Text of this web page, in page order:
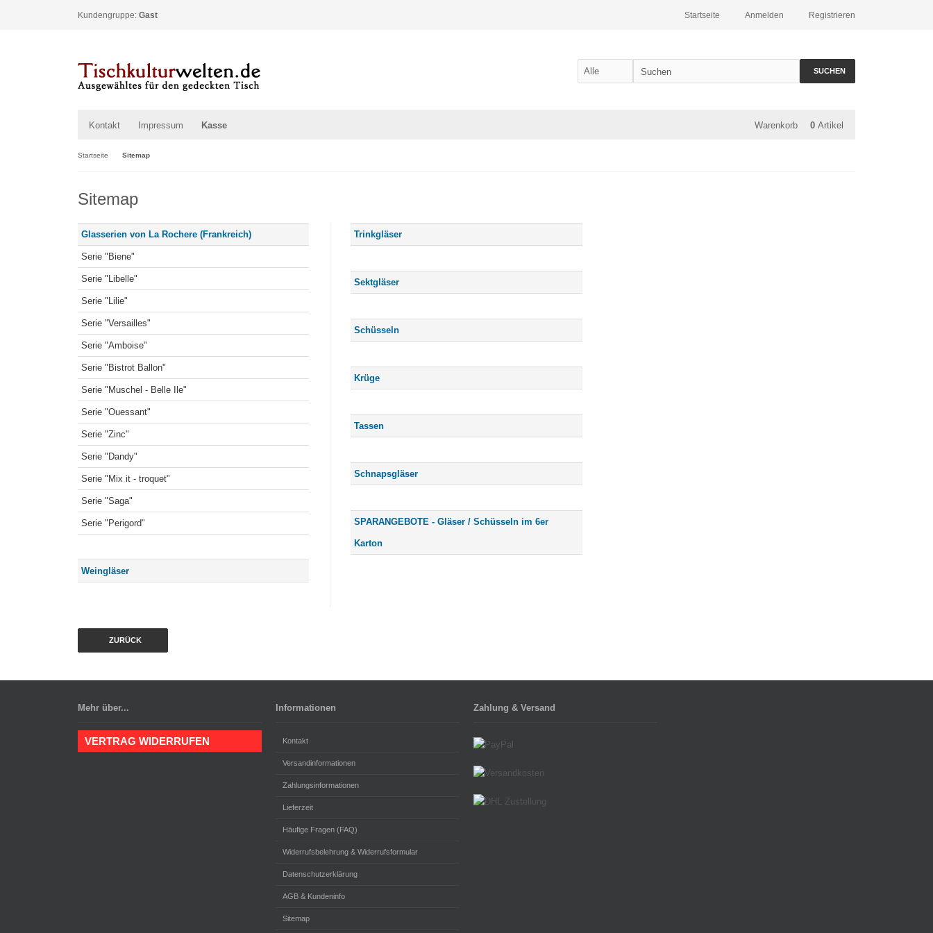
Kundengruppe: Gast Registrieren
Anmelden
Startseite
SUCHEN
Kontakt Impressum Kasse Warenkorb 0 Artikel
Startseite Sitemap
Sitemap
Glasserien von La Rochere (Frankreich)
Serie "Biene"
Serie "Libelle"
Serie "Lilie"
Serie "Versailles"
Serie "Amboise"
Serie "Bistrot Ballon"
Serie "Muschel - Belle Ile"
Serie "Ouessant"
Serie "Zinc"
Serie "Dandy"
Serie "Mix it - troquet"
Serie "Saga"
Serie "Perigord"
Weingläser
Trinkgläser
Sektgläser
Schüsseln
Krüge
Tassen
Schnapsgläser
SPARANGEBOTE - Gläser / Schüsseln im 6er
Karton
ZURÜCK
Mehr über...
VERTRAG WIDERRUFEN
Informationen
Kontakt
Versandinformationen
Zahlungsinformationen
Lieferzeit
Häufige Fragen (FAQ)
Widerrufsbelehrung & Widerrufsformular
Datenschutzerklärung
AGB & Kundeninfo
Sitemap
Zahlung & Versand